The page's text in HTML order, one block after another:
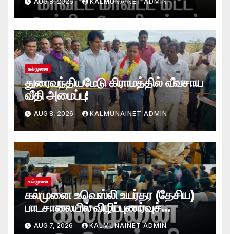
கல்முனை
துரைவந்தியமேடு கிராமத்தில் வீவசாய
வீதி அமைப்பு!
AUG 8, 2026 KALMUNAINET ADMIN
கல்முனை
கல்முனை உவெஸ்லி உயர்தர (தேசிய)
பாடசாலையில் விழிப்புணர்வுச்
செயலமர்வு
AUG 7, 2026 KALMUNAINET ADMIN